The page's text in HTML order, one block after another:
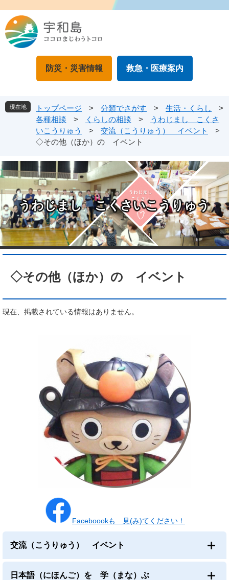
ジ
の
ュ
ー
本
文
防災・災害情報 救急・医療案内
現在地 トップページ > 分類でさがす > 生活・くらし
>
各種相談
> くらしの相談 >
うわじまし こくさ
いこうりゅう
> 交流（こうりゅう） イベント
>
◇その他（ほか）の イベント
うわじまし こくさいこうりゅう
◇その他（ほか）の イベント
現在、掲載されている情報はありません。
Faceboookも 見(み)てください！
交流（こうりゅう） イベント
日本語（にほんご）を 学（まな）ぶ